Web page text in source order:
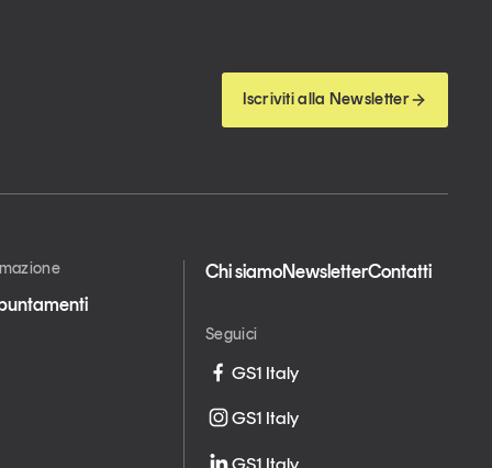
Iscriviti alla Newsletter
Chi siamoNewsletterContatti
Seguici
GS1 Italy
GS1 Italy
GS1 Italy